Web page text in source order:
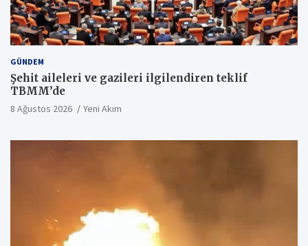
GÜNDEM
Şehit aileleri ve gazileri ilgilendiren teklif
TBMM’de
8 Ağustos 2026 Yeni Akım